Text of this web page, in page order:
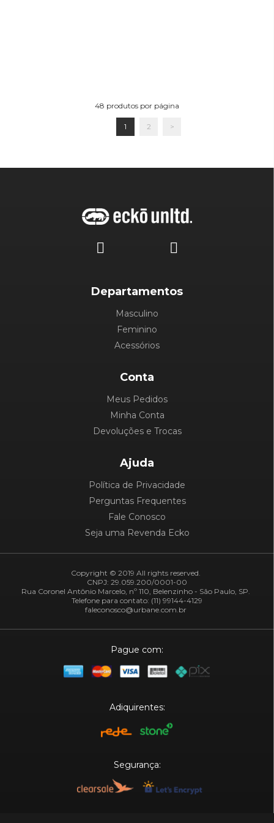
48 produtos por página
1 2 >
Departamentos
Masculino
Feminino
Acessórios
Conta
Meus Pedidos
Minha Conta
Devoluções e Trocas
Ajuda
Política de Privacidade
Perguntas Frequentes
Fale Conosco
Seja uma Revenda Ecko
Copyright © 2019 All rights reserved.
CNPJ: 29.059.200/0001-00
Rua Coronel Antônio Marcelo, nº 110, Belenzinho - São Paulo, SP.
Telefone para contato: (11) 99144-4129
faleconosco@urbane.com.br
Pague com:
Adiquirentes:
Segurança: